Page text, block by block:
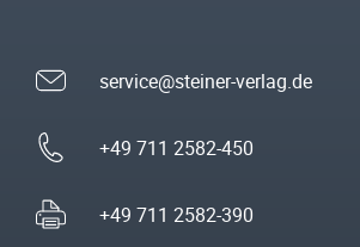
service@steiner-verlag.de
+49 711 2582-450
+49 711 2582-390